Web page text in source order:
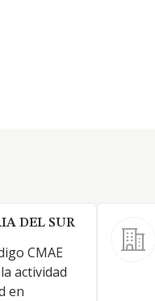
DEL SUR
CMAE
actividad
en